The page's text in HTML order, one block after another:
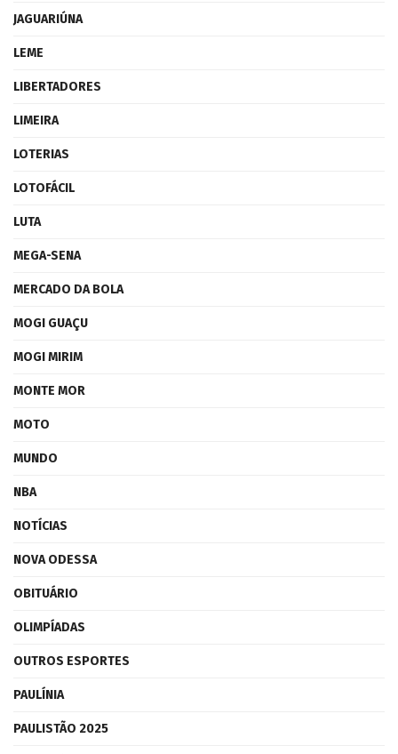
JAGUARIÚNA
LEME
LIBERTADORES
LIMEIRA
LOTERIAS
LOTOFÁCIL
LUTA
MEGA-SENA
MERCADO DA BOLA
MOGI GUAÇU
MOGI MIRIM
MONTE MOR
MOTO
MUNDO
NBA
NOTÍCIAS
NOVA ODESSA
OBITUÁRIO
OLIMPÍADAS
OUTROS ESPORTES
PAULÍNIA
PAULISTÃO 2025